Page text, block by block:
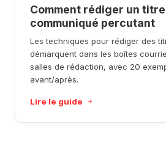
Comment rédiger un
communiqué percutant
Les techniques pour rédiger des
démarquent dans les boîtes
salles de rédaction, avec 20
avant/après.
Lire le guide